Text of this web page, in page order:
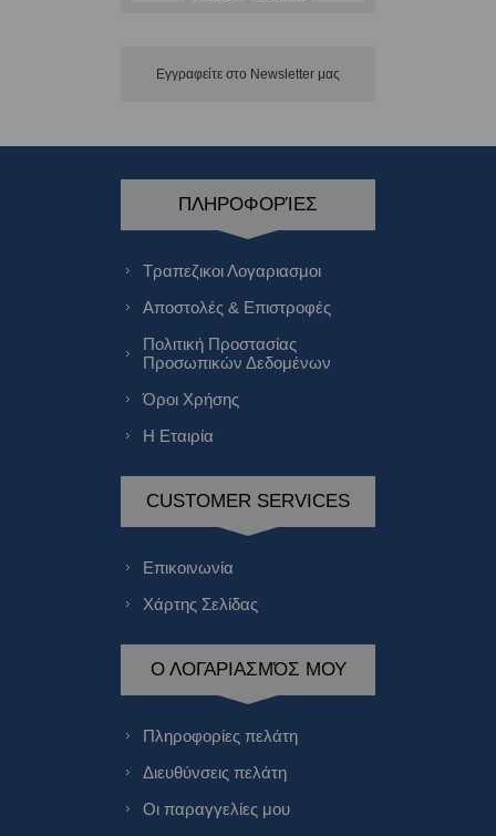
Εγγραφείτε στο Νewsletter μας
ΠΛΗΡΟΦΟΡΊΕΣ
Τραπεζικοι Λογαριασμοι
Αποστολές & Επιστροφές
Πολιτική Προστασίας
Προσωπικών Δεδομένων
Όροι Χρήσης
Η Εταιρία
CUSTOMER SERVICES
Επικοινωνία
Χάρτης Σελίδας
Ο ΛΟΓΑΡΙΑΣΜΌΣ ΜΟΥ
Πληροφορίες πελάτη
Διευθύνσεις πελάτη
Οι παραγγελίες μου